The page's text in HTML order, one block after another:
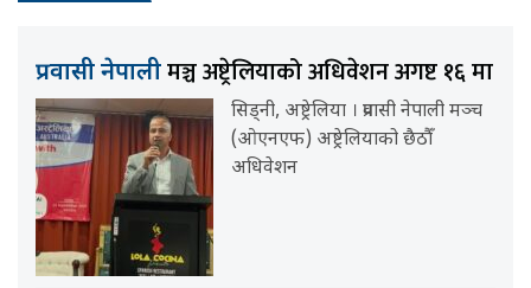
प्रवासी नेपालीमञ्च अष्ट्रेलियाको अधिवेशन अगष्ट १६ मा
सिड्नी, अष्ट्रेलिया । प्रवासी नेपाली मञ्च
(ओएनएफ) अष्ट्रेलियाको छैठौँ
अधिवेशन